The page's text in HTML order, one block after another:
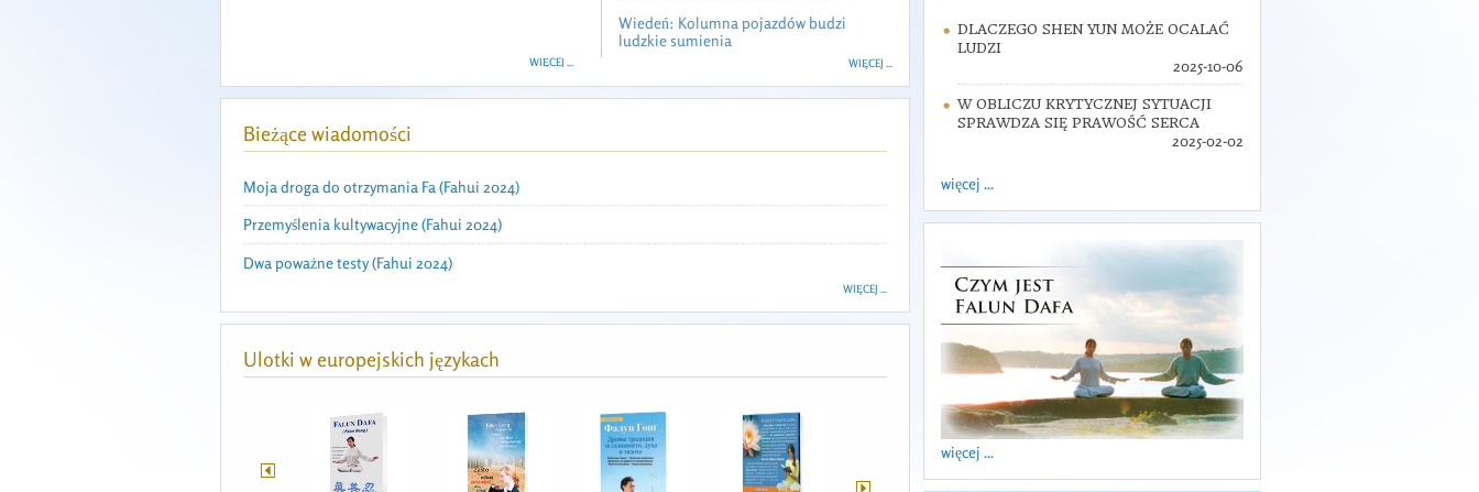
WIĘCEJ ...
Wiedeń: Kolumna pojazdów budzi
ludzkie sumienia
WIĘCEJ ...
Bieżące wiadomości
Moja droga do otrzymania Fa (Fahui 2024)
Przemyślenia kultywacyjne (Fahui 2024)
Dwa poważne testy (Fahui 2024)
WIĘCEJ ...
Ulotki w europejskich językach
DLACZEGO SHEN YUN MOŻE OCALAĆ
LUDZI
2025-10-06
W OBLICZU KRYTYCZNEJ SYTUACJI
SPRAWDZA SIĘ PRAWOŚĆ SERCA
2025-02-02
więcej ...
więcej ...